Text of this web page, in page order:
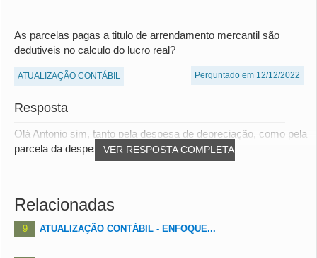
As parcelas pagas a titulo de arrendamento mercantil são
dedutiveis no calculo do lucro real?
ATUALIZAÇÃO CONTÁBIL Perguntado em 12/12/2022
Resposta
VER RESPOSTA COMPLETA
Olá Antonio sim, tanto pela despesa de depreciação, como pela
parcela da despesa financeira. abs
Relacionadas
9 ATUALIZAÇÃO CONTÁBIL - ENFOQUE...